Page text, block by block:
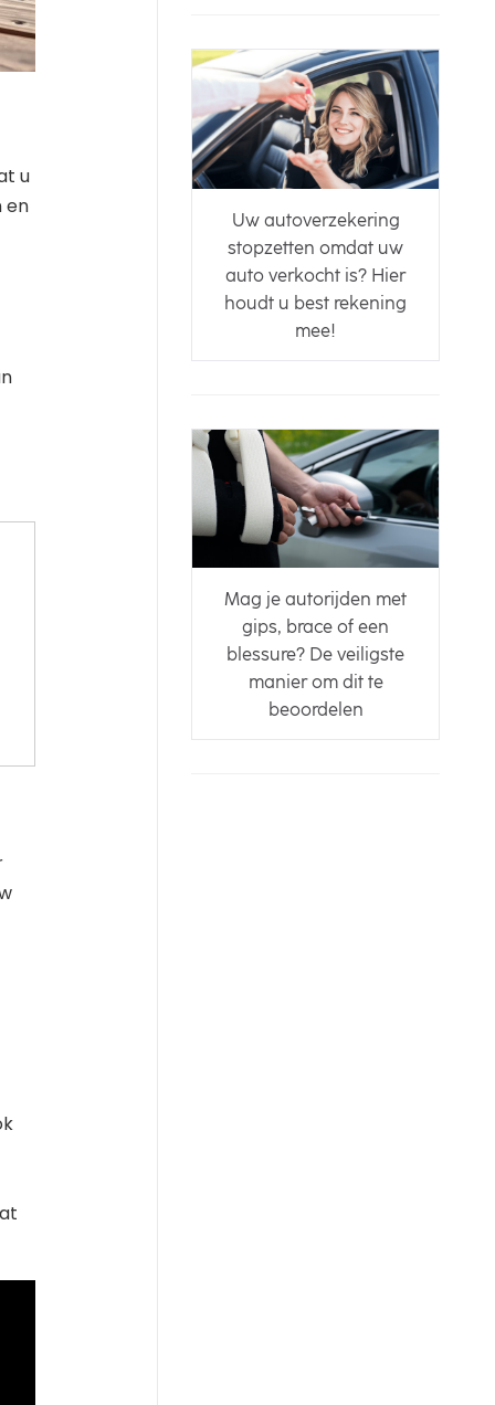
u
en
Uw autoverzekering
stopzetten omdat uw
auto verkocht is? Hier
houdt u best rekening
mee!
Mag je autorijden met
gips, brace of een
blessure? De veiligste
manier om dit te
beoordelen